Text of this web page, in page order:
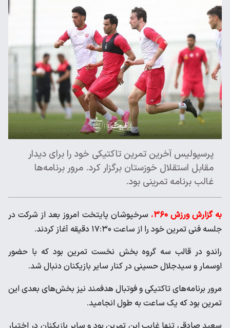
پرسپولیس آخرین تمرین تاکتیکی خود را برای دیدار
مقابل استقلال خوزستان برگزار کرد. مرور برنامه‌ها
غالب برنامه تمرینی بود.
به گزارش ورزش ۳۶۰ ، سرخپوشان پایتخت امروز بعد از شرکت در
جلسه فنی تمرین خود را از ساعت ۱۷:۳۰ دقیقه آغاز کردند.
راندو در قالب سه گروه بخش نخست تمرین بود که با حضور
اوسمار و سیدجلال حسینی در کنار سایر بازیکنان دنبال شد.
مرور برنامه‌های تاکتیکی و فوتبال هدفمند نیز بخش‌های بعدی این
تمرین بود که یک ساعت به طول انجامید.